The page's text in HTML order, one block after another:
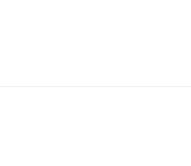
版App写博客杂谈